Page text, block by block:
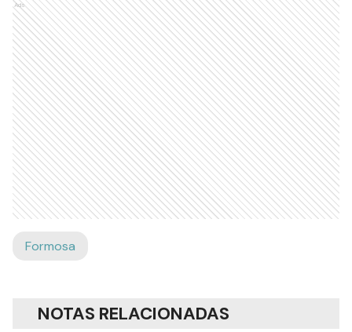
Ads
Formosa
NOTAS RELACIONADAS